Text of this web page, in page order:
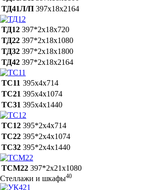
ТД41Л/П 397х18х2164
ТД12 397*2х18х720
ТД22 397*2х18х1080
ТД32 397*2х18х1800
ТД42 397*2х18х2164
ТС11 395х4х714
ТС21 395х4х1074
ТС31 395х4х1440
ТС12 395*2х4х714
ТС22 395*2х4х1074
ТС32 395*2х4х1440
ТСМ22 397*2х21х1080
Стеллажи и шкафы40